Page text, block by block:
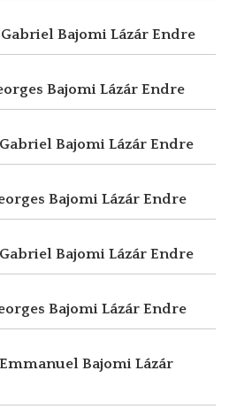
Gabriel Bajomi Lázár Endre
Bajomi Lázár Endre
Gabriel Bajomi Lázár Endre
Bajomi Lázár Endre
Gabriel Bajomi Lázár Endre
Bajomi Lázár Endre
Emmanuel Bajomi Lázár